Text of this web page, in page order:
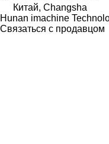
Китай, Changsha
Hunan imachine
Связаться с продавцом